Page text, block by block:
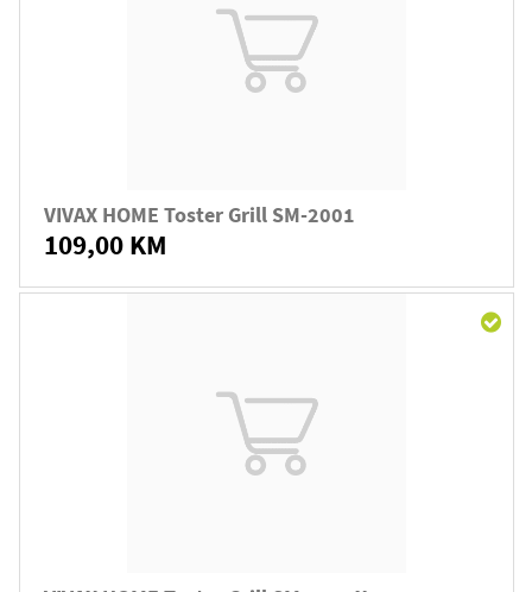
VIVAX HOME Toster Grill SM-2001
109,00 KM